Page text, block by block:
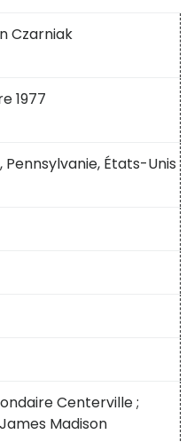
Czarniak
1977
Pennsylvanie, États-Unis
Centerville ;
Madison